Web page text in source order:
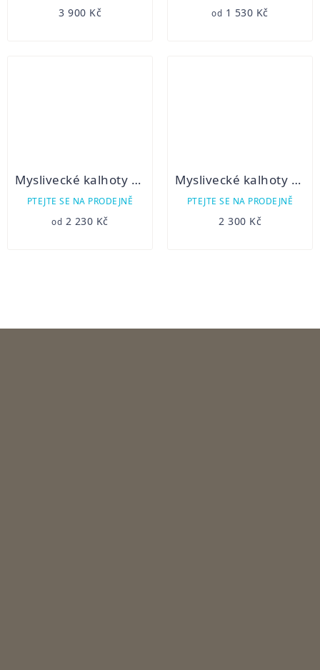
3 900 Kč od 1 530 Kč
Myslivecké kalhoty GEMER 20
PTEJTE SE NA PRODEJNĚ
od 2 230 Kč
Myslivecké kalhoty myslivecké C.I.T. hnědé
PTEJTE SE NA PRODEJNĚ
2 300 Kč